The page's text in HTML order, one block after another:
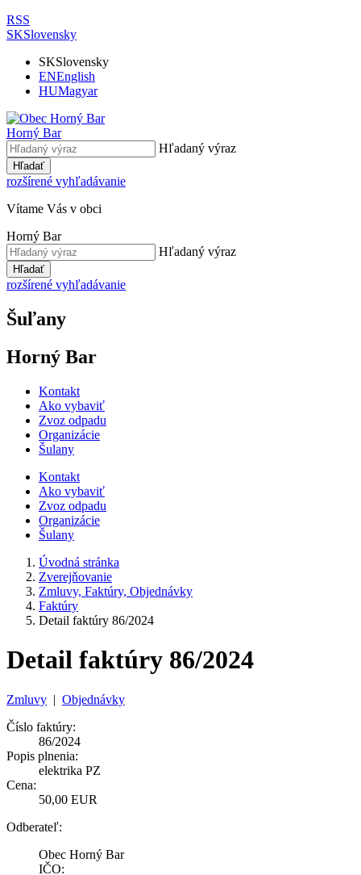
RSS
SKSlovensky
SKSlovensky
ENEnglish
HUMagyar
Horný Bar
Hľadaný výraz
Hľadať
rozšírené vyhľadávanie
Vítame Vás v obci
Horný Bar
Hľadaný výraz
Hľadať
rozšírené vyhľadávanie
Šuľany
Horný Bar
Kontakt
Ako vybaviť
Zvoz odpadu
Organizácie
Šulany
Kontakt
Ako vybaviť
Zvoz odpadu
Organizácie
Šulany
Úvodná stránka
Zverejňovanie
Zmluvy, Faktúry, Objednávky
Faktúry
Detail faktúry 86/2024
Detail faktúry 86/2024
Zmluvy | Objednávky
Číslo faktúry:
86/2024
Popis plnenia:
elektrika PZ
Cena:
50,00 EUR
Odberateľ:
Obec Horný Bar
IČO: